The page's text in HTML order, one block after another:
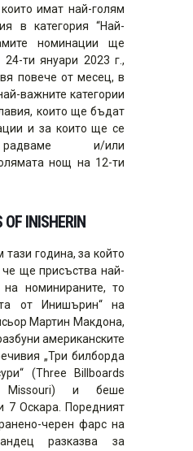
имат най-голям
в категория “Най-
номинации ще
ти януари 2023 г.,
повече от месец, в
важните категории
които ще бъдат
и за които ще се
и/или
нощ на 12-ти
INISHERIN
година, за който
че ще присъства най-
номинираните, то
от Инишърин“ на
Мартин Макдона,
американските
„Три билборда
(Three Billboards
Missouri) и беше
7 Оскара. Поредният
черен фарс на
разказва за